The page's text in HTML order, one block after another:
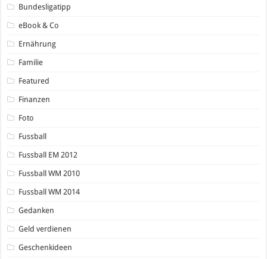
Bundesligatipp
eBook & Co
Ernährung
Familie
Featured
Finanzen
Foto
Fussball
Fussball EM 2012
Fussball WM 2010
Fussball WM 2014
Gedanken
Geld verdienen
Geschenkideen